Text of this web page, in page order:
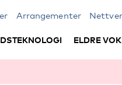
Arrangementer
ELDRE